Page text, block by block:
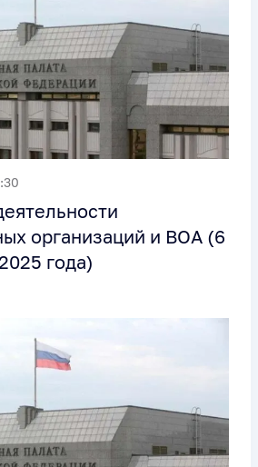
организаций и ВОА (6
года)